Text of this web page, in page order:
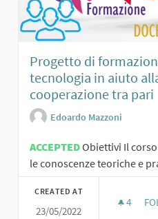
Progetto di
tecnologia in aiuto
cooperazione tra pari
Edoardo Mazzoni
ACCEPTEDObiettivi Il
le conoscenze teoriche e
CREATED AT
23/05/2022
4 4